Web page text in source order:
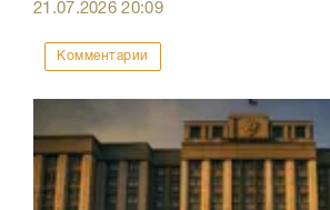
21.07.202620:09
Комментарии